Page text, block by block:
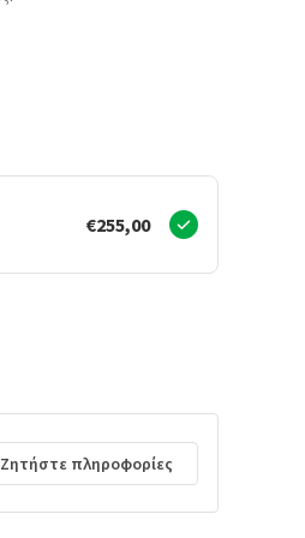
€255,00
Ζητήστε πληροφορίες